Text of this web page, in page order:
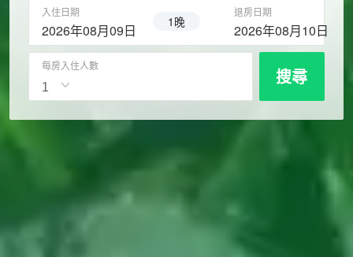
入住日期
2026年08月09日 1晚
退房日期
2026年08月10日
每房入住人數 搜尋